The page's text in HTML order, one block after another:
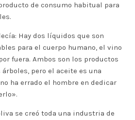
de consumo habitual para
Hay dos líquidos que son
para el cuerpo humano, el vino
fuera. Ambos son los productos
pero el aceite es una
ha errado el hombre en dedicar
se creó toda una industria de